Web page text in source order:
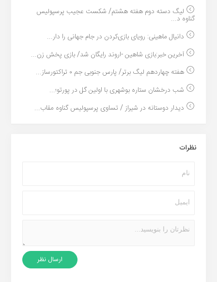
لیگ دسته دوم هفته هشتم/ شکست عجیب پرسپولیس
گناوه د...
دانیال ماهینی: رویای بازی‌کردن در جام جهانی را دار...
آخرین خبر:بازی شاهین -اروند رایگان شد/ بازی پخش زن...
هفته چهاردهم لیگ برتر/ پارس جنوبی جم ۰ تراکتورساز...
شب درخشان ستاره بوشهری با اولین گل در پورتو؛...
دیدار دوستانه در شیراز / تساوی پرسپولیس گناوه مقاب...
نظرات